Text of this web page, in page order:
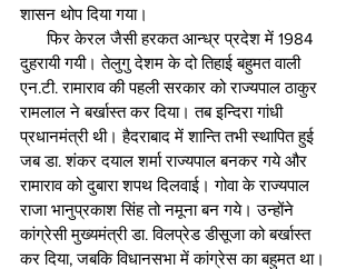
शासन थोप दिया गया।
      फिर केरल जैसी हरकत आन्ध्र प्रदेश में 1984
दुहरायी गयी। तेलुगु देशम के दो तिहाई बहुमत वाली
एन.टी. रामाराव की पहली सरकार को राज्यपाल ठाकुर
रामलाल ने बर्खास्त कर दिया। तब इन्दिरा गांधी
प्रधानमंत्री थी। हैदराबाद में शान्ति तभी स्थापित हुई
जब डा. शंकर दयाल शर्मा राज्यपाल बनकर गये और
रामाराव को दुबारा शपथ दिलवाई। गोवा के राज्यपाल
राजा भानुप्रकाश सिंह तो नमूना बन गये। उन्होंने
कांग्रेसी मुख्यमंत्री डा. विलप्रेड डीसूजा को बर्खास्त
कर दिया, जबकि विधानसभा में कांग्रेस का बहुमत था।